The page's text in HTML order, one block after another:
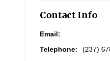
Contact Info
Email:
Telephone:
(237)